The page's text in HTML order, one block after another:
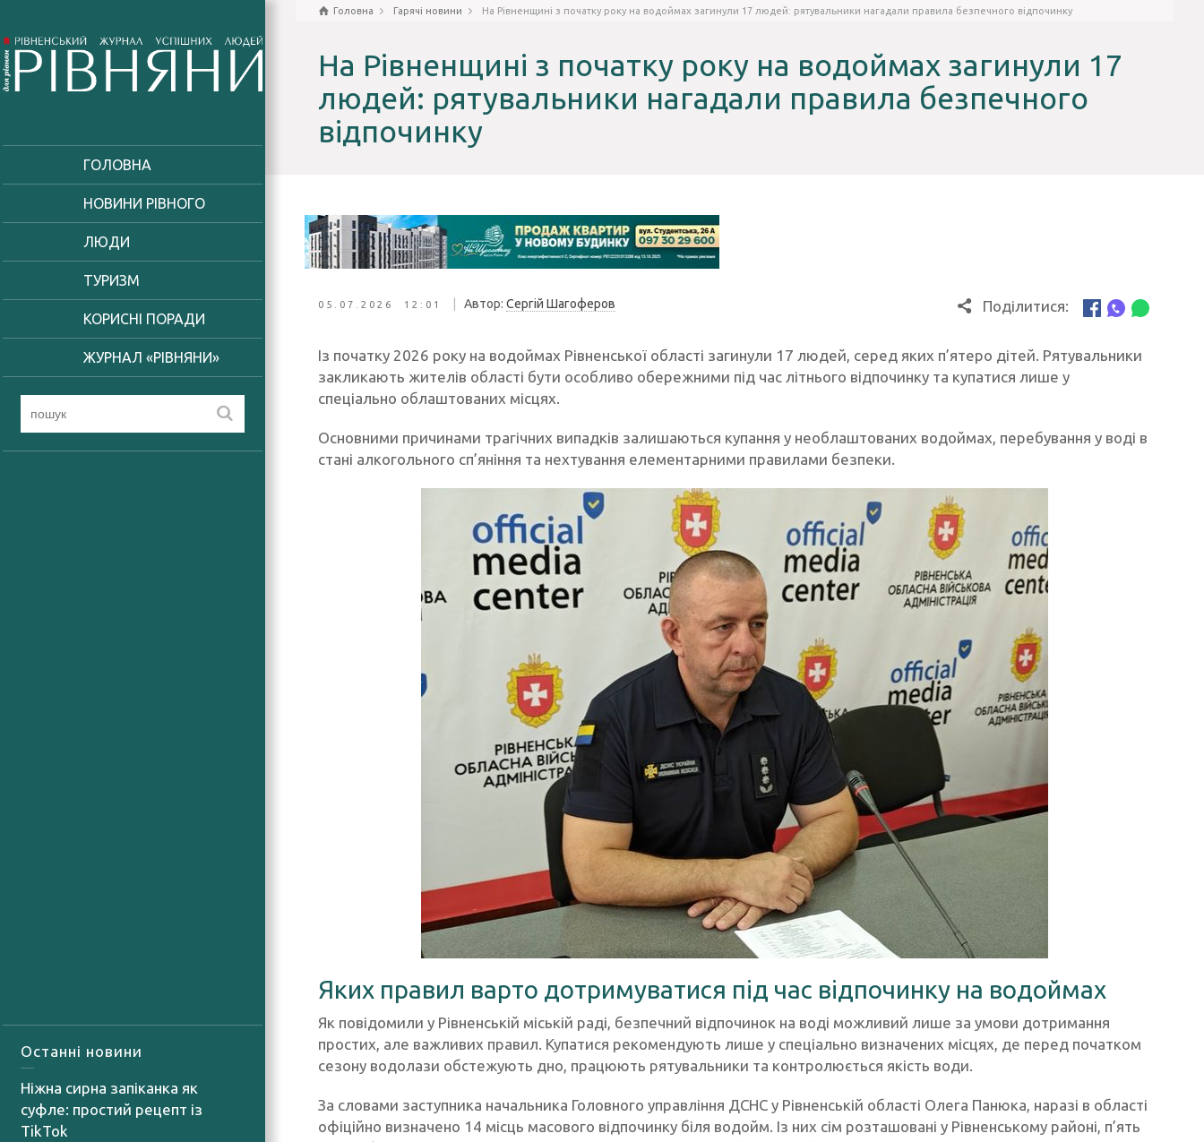
ГОЛОВНА
НОВИНИ РІВНОГО
ЛЮДИ
ТУРИЗМ
КОРИСНІ ПОРАДИ
ЖУРНАЛ «РІВНЯНИ»
Останні новини
Ніжна сирна запіканка як
суфле: простий рецепт із
TikTok
Головна Гарячі новини На Рівненщині з початку року на водоймах загинули 17 людей: рятувальники нагадали правила безпечного відпочинку
На Рівненщині з початку року на водоймах загинули 17
людей: рятувальники нагадали правила безпечного
відпочинку
05.07.2026 12:01 Автор: Сергій Шагоферов Поділитися:
Із початку 2026 року на водоймах Рівненської області загинули 17 людей, серед яких п’ятеро дітей. Рятувальники
закликають жителів області бути особливо обережними під час літнього відпочинку та купатися лише у
спеціально облаштованих місцях.
Основними причинами трагічних випадків залишаються купання у необлаштованих водоймах, перебування у воді в
стані алкогольного сп’яніння та нехтування елементарними правилами безпеки.
Яких правил варто дотримуватися під час відпочинку на водоймах
Як повідомили у Рівненській міській раді, безпечний відпочинок на воді можливий лише за умови дотримання
простих, але важливих правил. Купатися рекомендують лише у спеціально визначених місцях, де перед початком
сезону водолази обстежують дно, працюють рятувальники та контролюється якість води.
За словами заступника начальника Головного управління ДСНС у Рівненській області Олега Панюка, наразі в області
офіційно визначено 14 місць масового відпочинку біля водойм. Із них сім розташовані у Рівненському районі, п’ять